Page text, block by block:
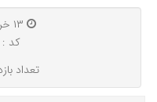
کد : ۱۰۰۱۸۵
تعداد